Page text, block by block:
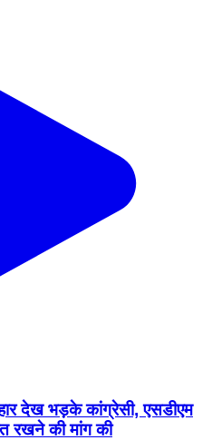
देख भड़के कांग्रेसी, एसडीएम
रखने की मांग की